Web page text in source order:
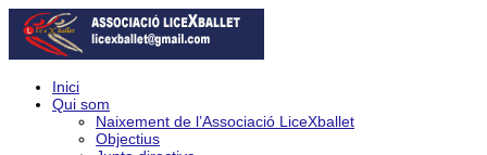
Inici
Qui som
Naixement de l’Associació LiceXballet
Objectius